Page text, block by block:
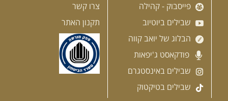
[המשך]
15.08.2026 שבת- חדש! נופי
הגליל ונחל צלמון
נצא מצומת גולנו למסע שטח מרתק
בגליל. נבקר בקבר יתרו, ...
פייסבוק - קהילה
שבילים ביוטיוב
הבלוג של יואב קווה
פודקאסט ג'יפאות
שבילים באינסטגרם
שבילים בטיקטוק
צרו קשר
תקנון האתר